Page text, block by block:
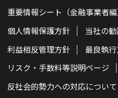
重要情報シート（金融事業者編
個人情報保護方針
当社の
利益相反管理方針
最良執
リスク・手数料等説明ページ
反社会的勢力への対応について